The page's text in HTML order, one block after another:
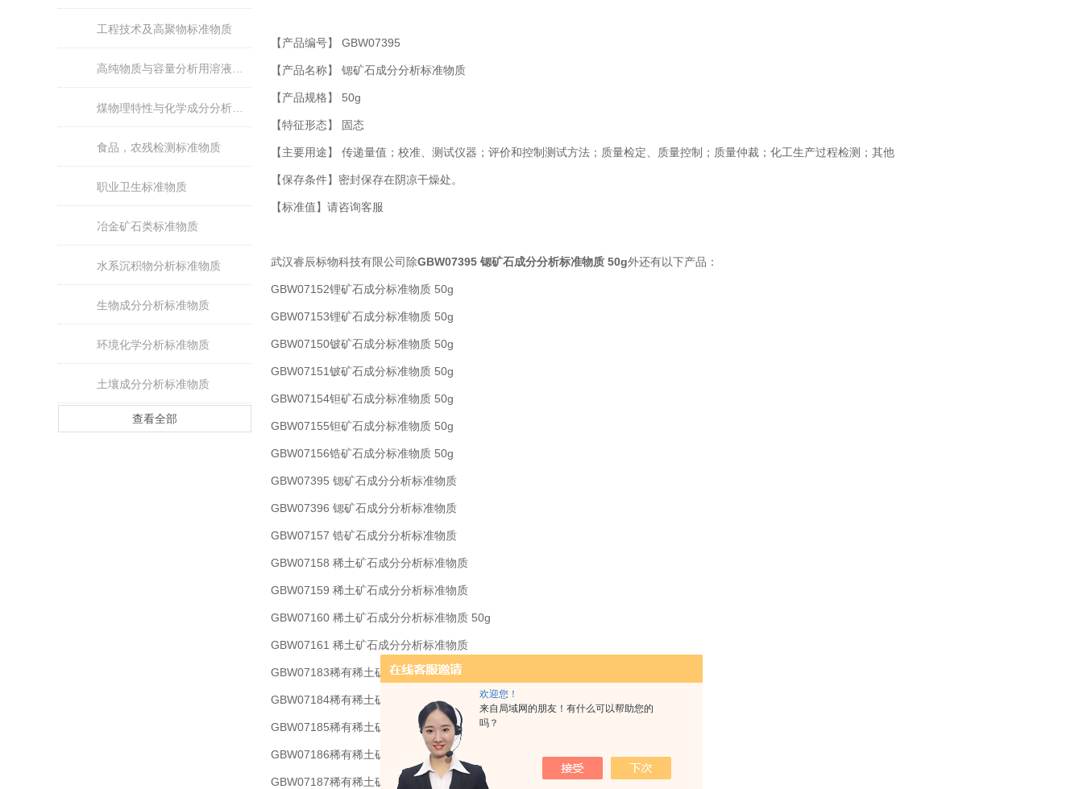
欢迎您！
来自局域网的朋友！有什么可以帮助您的
吗？
工程技术及高聚物标准物质
食品，农残检测标准物质
职业卫生标准物质
冶金矿石类标准物质
水系沉积物分析标准物质
生物成分分析标准物质
环境化学分析标准物质
土壤成分分析标准物质
查看全部
【产品编号】 GBW07395
【产品名称】 锶矿石成分分析标准物质
【产品规格】 50g
【特征形态】 固态
【主要用途】 传递量值；校准、测试仪器；评价和控制测试方法；质量检定、质量控制；质量仲裁；化工生产过程检测；其他
【保存条件】密封保存在阴凉干燥处。
【标准值】请咨询客服
武汉睿辰标物科技有限公司除GBW07395 锶矿石成分分析标准物质 50g外还有以下产品：
GBW07152锂矿石成分标准物质 50g
GBW07153锂矿石成分标准物质 50g
GBW07150铍矿石成分标准物质 50g
GBW07151铍矿石成分标准物质 50g
GBW07154钽矿石成分标准物质 50g
GBW07155钽矿石成分标准物质 50g
GBW07156锆矿石成分标准物质 50g
GBW07395 锶矿石成分分析标准物质
GBW07396 锶矿石成分分析标准物质
GBW07157 锆矿石成分分析标准物质
GBW07158 稀土矿石成分分析标准物质
GBW07159 稀土矿石成分分析标准物质
GBW07160 稀土矿石成分分析标准物质 50g
GBW07161 稀土矿石成分分析标准物质
GBW07183稀有稀土矿石成分标准物质 50g
GBW07184稀有稀土矿石成分标准物质 50g
GBW07185稀有稀土矿石成分标准物质 50g
GBW07186稀有稀土矿石成分标准物质 50g
GBW07187稀有稀土矿石成分标准物质 50g